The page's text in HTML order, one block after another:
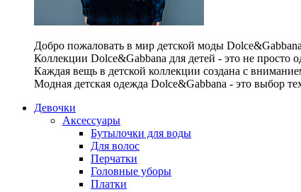
Добро пожаловать в мир детской моды
Коллекции Dolce&Gabbana для детей - это не просто
Каждая вещь в детской коллекции создана с
Модная детская одежда Dolce&Gabbana - это выбор
Девочки
Аксессуары
Бутылочки для воды
Для волос
Перчатки
Головные уборы
Платки